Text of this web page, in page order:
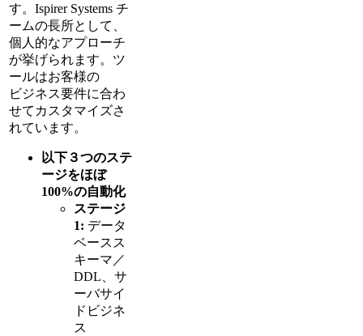
す。Ispirer Systems チ
ームの長所として、
個人的なアプローチ
が挙げられます。ツ
ールはお客様の
ビジネス要件に合わ
せてカスタマイズさ
れています。
以下３つのステ
ージをほぼ
100%の自動化
ステージ
1: データ
ベースス
キーマ／
DDL、サ
ーバサイ
ドビジネ
ス